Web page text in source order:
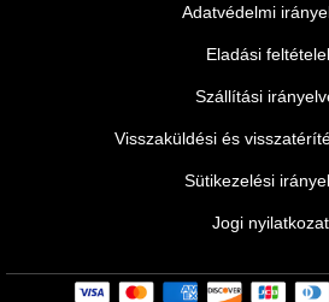
Adatvédelmi
Eladási
Szállítási
Visszaküldési és
Sütikezelési
Jogi nyilatkozat